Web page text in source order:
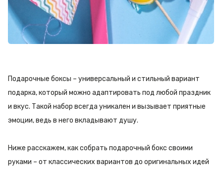
Подарочные боксы – универсальный и стильный вариант
подарка, который можно адаптировать под любой праздник
и вкус. Такой набор всегда уникален и вызывает приятные
эмоции, ведь в него вкладывают душу.
Ниже расскажем, как собрать подарочный бокс своими
руками – от классических вариантов до оригинальных идей